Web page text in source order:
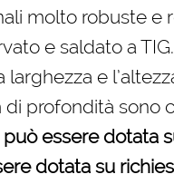
molto robuste e
e saldato a TIG.
e
di profondità sono
può essere dotata
dotata su